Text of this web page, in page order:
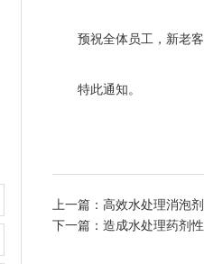
预祝全体员工，新老客
特此通知。
上一篇： 高效水处理消泡
下一篇： 造成水处理药剂